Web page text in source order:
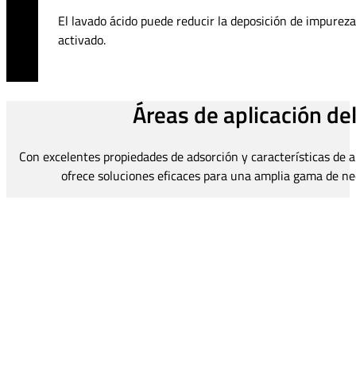
El lavado ácido puede reducir la deposición de
activado.
Áreas de aplicación
Con excelentes propiedades de adsorción y características
ofrece soluciones eficaces para una amplia gama de